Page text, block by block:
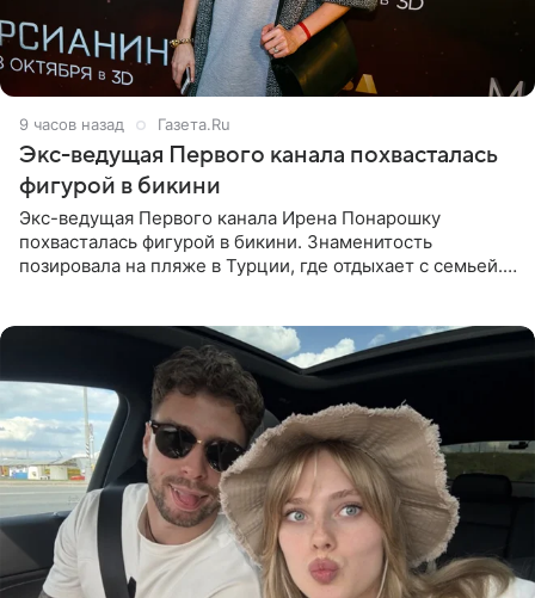
9 часов назад Газета.Ru
Экс-ведущая Первого канала похвасталась
фигурой в бикини
Экс-ведущая Первого канала Ирена Понарошку
похвасталась фигурой в бикини. Знаменитость
позировала на пляже в Турции, где отдыхает с семьей.